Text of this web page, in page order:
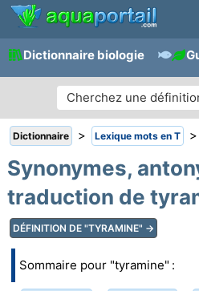
Dictionnaire biologie
Dictionnaire > Lexique mots en T >
Synonymes,
traduction de
DÉFINITION DE "TYRAMINE" →
Sommaire pour "tyramine" :